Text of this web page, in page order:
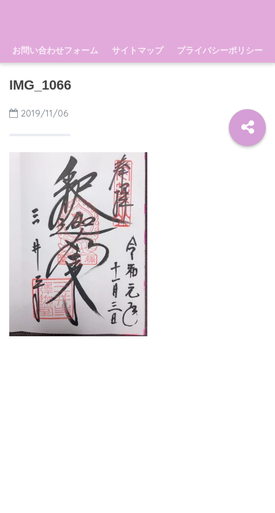
お問い合わせフォーム サイトマップ プライバシーポリシー
IMG_1066
2019/11/06